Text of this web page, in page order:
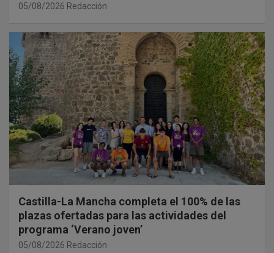
05/08/2026 Redacción
Castilla-La Mancha completa el 100% de las
plazas ofertadas para las actividades del
programa ‘Verano joven’
05/08/2026 Redacción